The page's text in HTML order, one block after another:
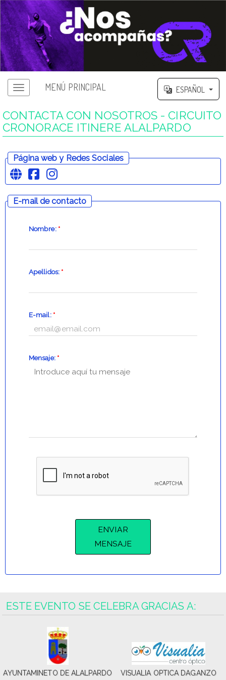
MENÚ PRINCIPAL ESPAÑOL
CONTACTA CON NOSOTROS - CIRCUITO
CRONORACE ITINERE ALALPARDO
Página web y Redes Sociales
E-mail de contacto
Nombre: *
Apellidos: *
E-mail: *
Mensaje: *
ESTE EVENTO SE CELEBRA GRACIAS A:
AYUNTAMINETO DE ALALPARDO VISUALIA OPTICA DAGANZO